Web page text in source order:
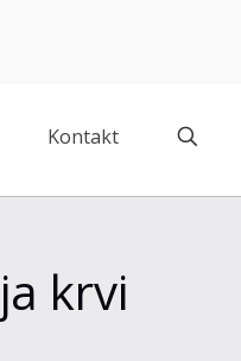
Kontakt
krvi